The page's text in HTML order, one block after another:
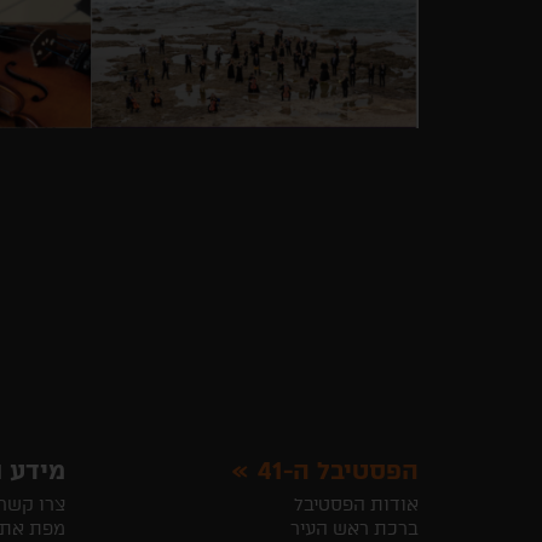
הפסטיבל ה-41
אודות הפסטיבל
ברכת ראש העיר
מידע
צרו קשר
מפת